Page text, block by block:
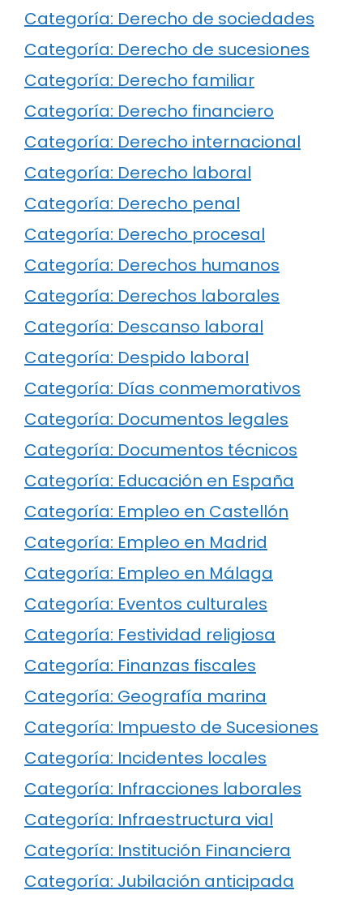
Categoría: Derecho de sociedades
Categoría: Derecho de sucesiones
Categoría: Derecho familiar
Categoría: Derecho financiero
Categoría: Derecho internacional
Categoría: Derecho laboral
Categoría: Derecho penal
Categoría: Derecho procesal
Categoría: Derechos humanos
Categoría: Derechos laborales
Categoría: Descanso laboral
Categoría: Despido laboral
Categoría: Días conmemorativos
Categoría: Documentos legales
Categoría: Documentos técnicos
Categoría: Educación en España
Categoría: Empleo en Castellón
Categoría: Empleo en Madrid
Categoría: Empleo en Málaga
Categoría: Eventos culturales
Categoría: Festividad religiosa
Categoría: Finanzas fiscales
Categoría: Geografía marina
Categoría: Impuesto de Sucesiones
Categoría: Incidentes locales
Categoría: Infracciones laborales
Categoría: Infraestructura vial
Categoría: Institución Financiera
Categoría: Jubilación anticipada